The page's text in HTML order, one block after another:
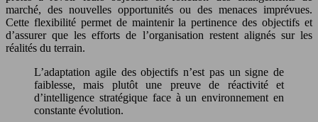
marché, des nouvelles opportunités ou des menaces imprévues.
Cette flexibilité permet de maintenir la pertinence des objectifs et
d’assurer que les efforts de l’organisation restent alignés sur les
réalités du terrain.
L’adaptation agile des objectifs n’est pas un signe de
faiblesse, mais plutôt une preuve de réactivité et
d’intelligence stratégique face à un environnement en
constante évolution.